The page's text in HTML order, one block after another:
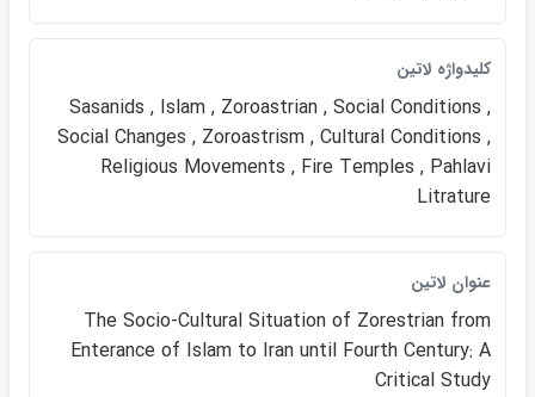
كليدواژه لاتين
Sasanids , Islam , Zoroastrian , Social Conditions ,
Social Changes , Zoroastrism , Cultural Conditions ,
Religious Movements , Fire Temples , Pahlavi
Litrature
عنوان لاتين
The Socio-Cultural Situation of Zorestrian from
Enterance of Islam to Iran until Fourth Century: A
Critical Study